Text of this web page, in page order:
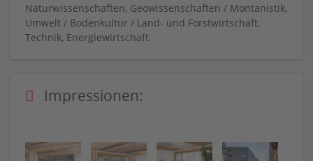
Naturwissenschaften, Geowissenschaften / Montanistik,
Umwelt / Bodenkultur / Land- und Forstwirtschaft,
Technik, Energiewirtschaft
Impressionen: